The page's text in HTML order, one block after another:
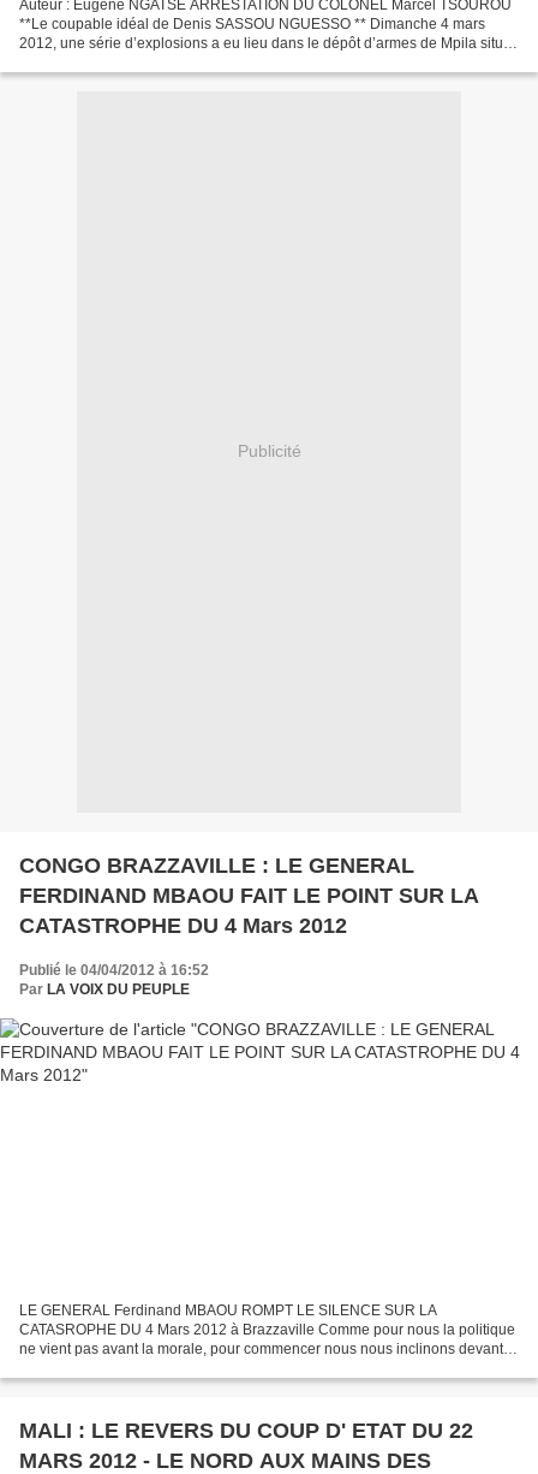
Auteur : Eugène NGATSE ARRESTATION DU COLONEL Marcel TSOUROU
**Le coupable idéal de Denis SASSOU NGUESSO ** Dimanche 4 mars
2012, une série d’explosions a eu lieu dans le dépôt d’armes de Mpila situé
Publicité
CONGO BRAZZAVILLE : LE GENERAL
FERDINAND MBAOU FAIT LE POINT SUR LA
CATASTROPHE DU 4 Mars 2012
Publié le 04/04/2012 à 16:52
Par LA VOIX DU PEUPLE
LE GENERAL Ferdinand MBAOU ROMPT LE SILENCE SUR LA
CATASROPHE DU 4 Mars 2012 à Brazzaville Comme pour nous la politique
ne vient pas avant la morale, pour commencer nous nous inclinons devant la
MALI : LE REVERS DU COUP D' ETAT DU 22
MARS 2012 - LE NORD AUX MAINS DES